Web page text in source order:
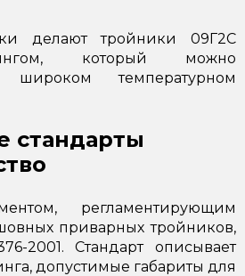
делают тройники 09Г2С
который можно
широком температурном
стандарты
регламентирующим
приварных тройников,
2001. Стандарт описывает
допустимые габариты для